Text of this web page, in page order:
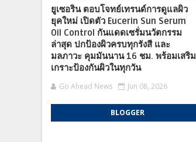
ยูเซอริน ตอบโจทย์เทรนด์การดูแลผิว
ยุคใหม่ เปิดตัว Eucerin Sun Serum
Oil Control กันแดดเซรั่มนวัตกรรม
ล่าสุด ปกป้องผิวครบทุกรังสี และ
มลภาวะ คุมมันนาน 16 ชม. พร้อมเสริม
เกราะป้องกันผิวในทุกวัน
Go Ahead News Jun 08, 2026
BLOGGER